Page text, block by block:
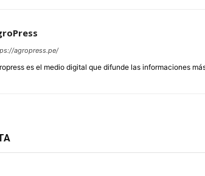
agropress.pe/
es el medio digital que difunde las informaciones